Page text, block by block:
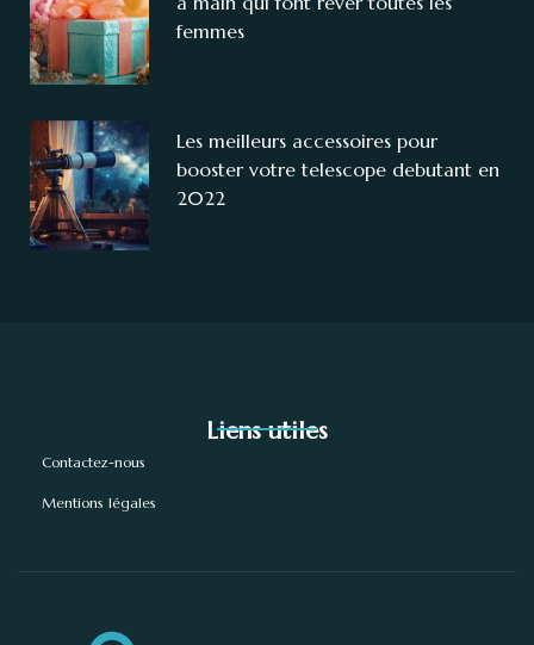
femmes
Les meilleurs accessoires pour
booster votre telescope debutant en
2022
Liens utiles
Contactez-nous
Mentions légales